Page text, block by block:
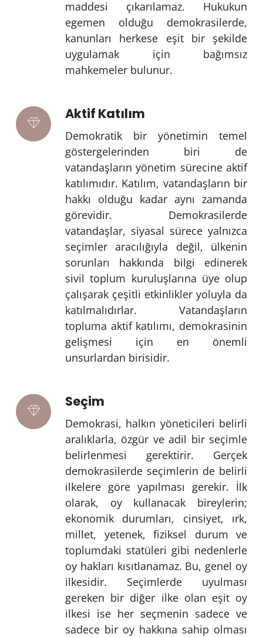
maddesi çıkarılamaz. Hukukun
egemen olduğu demokrasilerde,
kanunları herkese eşit bir şekilde
uygulamak için bağımsız
mahkemeler bulunur.
Aktif Katılım
Demokratik bir yönetimin temel
göstergelerinden biri de
vatandaşların yönetim sürecine aktif
katılımıdır. Katılım, vatandaşların bir
hakkı olduğu kadar aynı zamanda
görevidir. Demokrasilerde
vatandaşlar, siyasal sürece yalnızca
seçimler aracılığıyla değil, ülkenin
sorunları hakkında bilgi edinerek
sivil toplum kuruluşlarına üye olup
çalışarak çeşitli etkinlikler yoluyla da
katılmalıdırlar. Vatandaşların
topluma aktif katılımı, demokrasinin
gelişmesi için en önemli
unsurlardan birisidir.
Seçim
Demokrasi, halkın yöneticileri belirli
aralıklarla, özgür ve adil bir seçimle
belirlenmesi gerektirir. Gerçek
demokrasilerde seçimlerin de belirli
ilkelere göre yapılması gerekir. İlk
olarak, oy kullanacak bireylerin;
ekonomik durumları, cinsiyet, ırk,
millet, yetenek, fiziksel durum ve
toplumdaki statüleri gibi nedenlerle
oy hakları kısıtlanamaz. Bu, genel oy
ilkesidir. Seçimlerde uyulması
gereken bir diğer ilke olan eşit oy
ilkesi ise her seçmenin sadece ve
sadece bir oy hakkına sahip olması